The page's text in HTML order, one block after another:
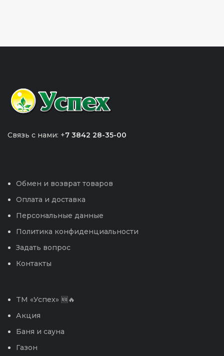
Связь с нами: +7 3842 28-35-00
Обмен и возврат товаров
Оплата и доставка
Персональные данные
Политика конфиденциальности
Задать вопрос
Контакты
TM «Успех» 🆕🔥
Акция
Баня и сауна
Газон